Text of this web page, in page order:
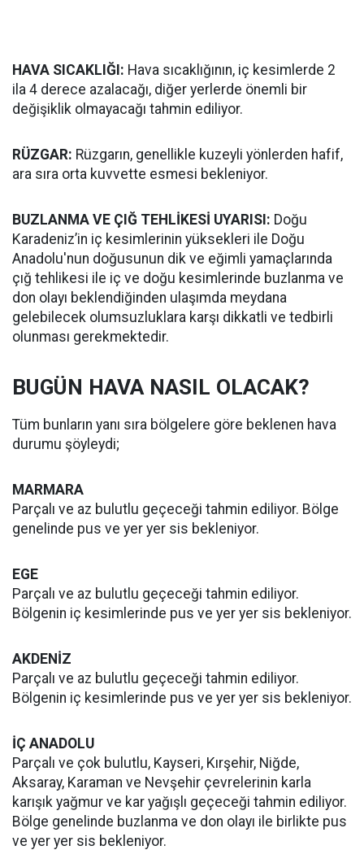
HAVA SICAKLIĞI: Hava sıcaklığının, iç kesimlerde 2
ila 4 derece azalacağı, diğer yerlerde önemli bir
değişiklik olmayacağı tahmin ediliyor.
RÜZGAR: Rüzgarın, genellikle kuzeyli yönlerden hafif,
ara sıra orta kuvvette esmesi bekleniyor.
BUZLANMA VE ÇIĞ TEHLİKESİ UYARISI: Doğu
Karadeniz’in iç kesimlerinin yüksekleri ile Doğu
Anadolu'nun doğusunun dik ve eğimli yamaçlarında
çığ tehlikesi ile iç ve doğu kesimlerinde buzlanma ve
don olayı beklendiğinden ulaşımda meydana
gelebilecek olumsuzluklara karşı dikkatli ve tedbirli
olunması gerekmektedir.
BUGÜN HAVA NASIL OLACAK?
Tüm bunların yanı sıra bölgelere göre beklenen hava
durumu şöyleydi;
MARMARA
Parçalı ve az bulutlu geçeceği tahmin ediliyor. Bölge
genelinde pus ve yer yer sis bekleniyor.
EGE
Parçalı ve az bulutlu geçeceği tahmin ediliyor.
Bölgenin iç kesimlerinde pus ve yer yer sis bekleniyor.
AKDENİZ
Parçalı ve az bulutlu geçeceği tahmin ediliyor.
Bölgenin iç kesimlerinde pus ve yer yer sis bekleniyor.
İÇ ANADOLU
Parçalı ve çok bulutlu, Kayseri, Kırşehir, Niğde,
Aksaray, Karaman ve Nevşehir çevrelerinin karla
karışık yağmur ve kar yağışlı geçeceği tahmin ediliyor.
Bölge genelinde buzlanma ve don olayı ile birlikte pus
ve yer yer sis bekleniyor.